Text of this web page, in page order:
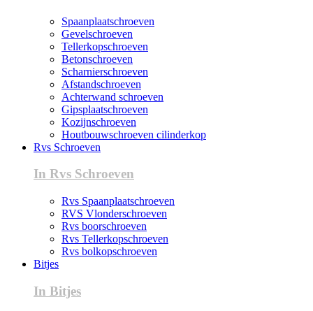
Spaanplaatschroeven
Gevelschroeven
Tellerkopschroeven
Betonschroeven
Scharnierschroeven
Afstandschroeven
Achterwand schroeven
Gipsplaatschroeven
Kozijnschroeven
Houtbouwschroeven cilinderkop
Rvs Schroeven
In Rvs Schroeven
Rvs Spaanplaatschroeven
RVS Vlonderschroeven
Rvs boorschroeven
Rvs Tellerkopschroeven
Rvs bolkopschroeven
Bitjes
In Bitjes